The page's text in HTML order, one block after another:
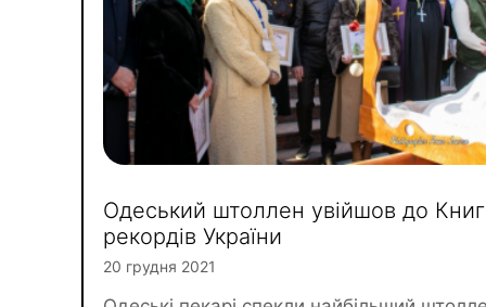
Одеський штоллен увійшов до
рекордів України
20 грудня 2021